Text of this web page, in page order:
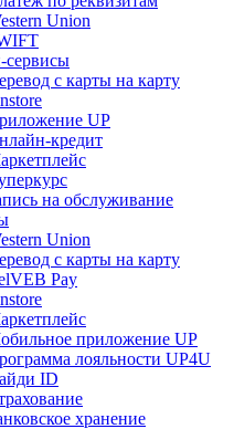
Union
с карты на карту
UP
кредит
на обслуживание
Union
с карты на карту
Pay
приложение UP
лояльности UP4U
ID
хранение